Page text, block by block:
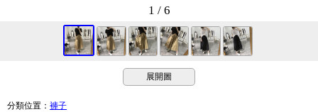
1 / 6
展開圖
分類位置 ： 褲子